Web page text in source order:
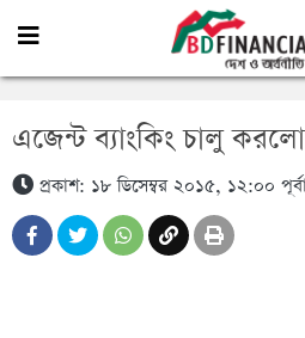
এজেন্ট ব্যাংকিং চালু
প্রকাশ: ১৮ ডিসেম্বর ২০১৫, ১২:০০